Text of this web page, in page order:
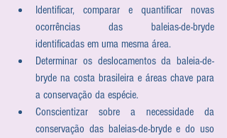
Identificar, comparar e quantificar novas
ocorrências das baleias-de-bryde
identificadas em uma mesma área.
Determinar os deslocamentos da baleia-de-
bryde na costa brasileira e áreas chave para
a conservação da espécie.
Conscientizar sobre a necessidade da
conservação das baleias-de-bryde e do uso